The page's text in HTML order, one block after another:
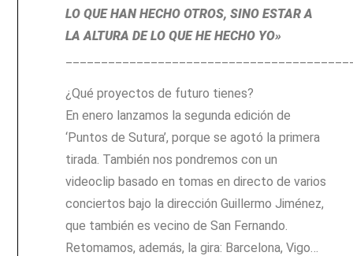
LO QUE HAN HECHO OTROS, SINO ESTAR A
LA ALTURA DE LO QUE HE HECHO YO»
¿Qué proyectos de futuro tienes?
En enero lanzamos la segunda edición de
‘Puntos de Sutura’, porque se agotó la primera
tirada. También nos pondremos con un
videoclip basado en tomas en directo de varios
conciertos bajo la dirección Guillermo Jiménez,
que también es vecino de San Fernando.
Retomamos, además, la gira: Barcelona, Vigo…